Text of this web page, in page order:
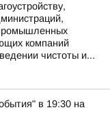
компаний
чистоты и...
в 19:30 на